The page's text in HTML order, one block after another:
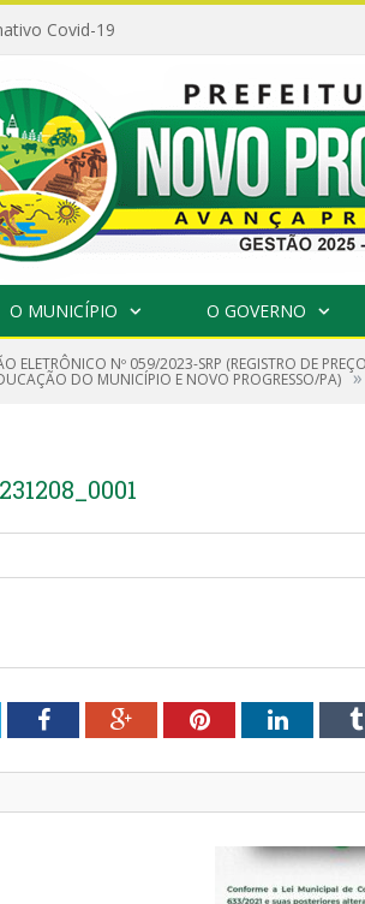
Covid-19
O MUNICÍPIO O GOVERNO
ELETRÔNICO Nº 059/2023-SRP (REGISTRO DE
DO MUNICÍPIO E NOVO PROGRESSO/PA) »
FacebookGoogle+PinterestLinkedIn